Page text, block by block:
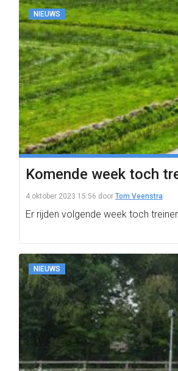
NIEUWS
Komende week toch
4 oktober 2023 15:56 door Tom Veenstra
Er rijden volgende week toch
NIEUWS